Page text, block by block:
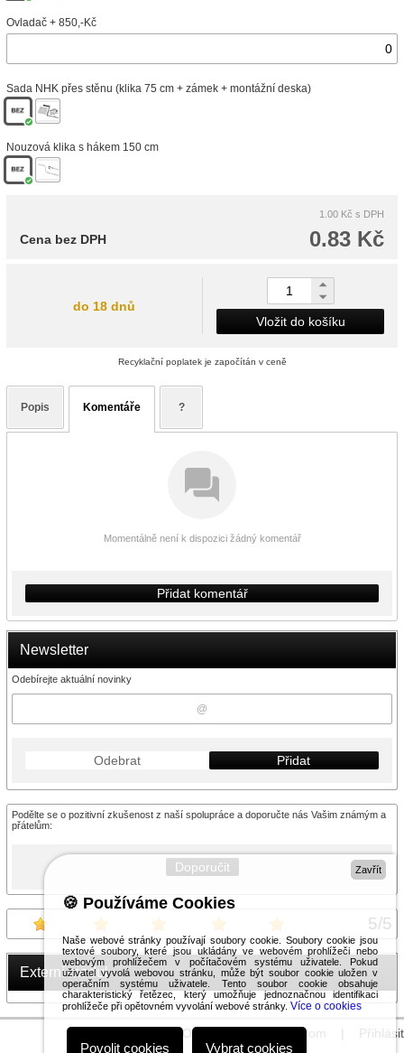
Newsletter
Odebírejte aktuální novinky
Odebrat Přidat
Podělte se o pozitivní zkušenost z naší spolupráce a doporučte nás Vašim známým a
přátelům:
Doporučit
5/5
Externí modul
Ovladač + 850,-Kč
Sada NHK přes stěnu (klika 75 cm + zámek + montážní deska)
Nouzová klika s hákem 150 cm
1.00 Kč s DPH
0.83 Kč
Cena bez DPH
do 18 dnů
Vložit do košíku
Recyklační poplatek je započítán v ceně
Popis Komentáře ?
Momentálně není k dispozici žádný komentář
Přidat komentář
© 2026 WEXBO | www.wexbo.com Přihlásit
Zavřít
🍪 Používáme Cookies
Naše webové stránky používají soubory cookie. Soubory cookie jsou
textové soubory, které jsou ukládány ve webovém prohlížeči nebo
webovým prohlížečem v počítačovém systému uživatele. Pokud
uživatel vyvolá webovou stránku, může být soubor cookie uložen v
operačním systému uživatele. Tento soubor cookie obsahuje
charakteristický řetězec, který umožňuje jednoznačnou identifikaci
prohlížeče při opětovném vyvolání webové stránky.Více o cookies
Povolit cookies Vybrat cookies